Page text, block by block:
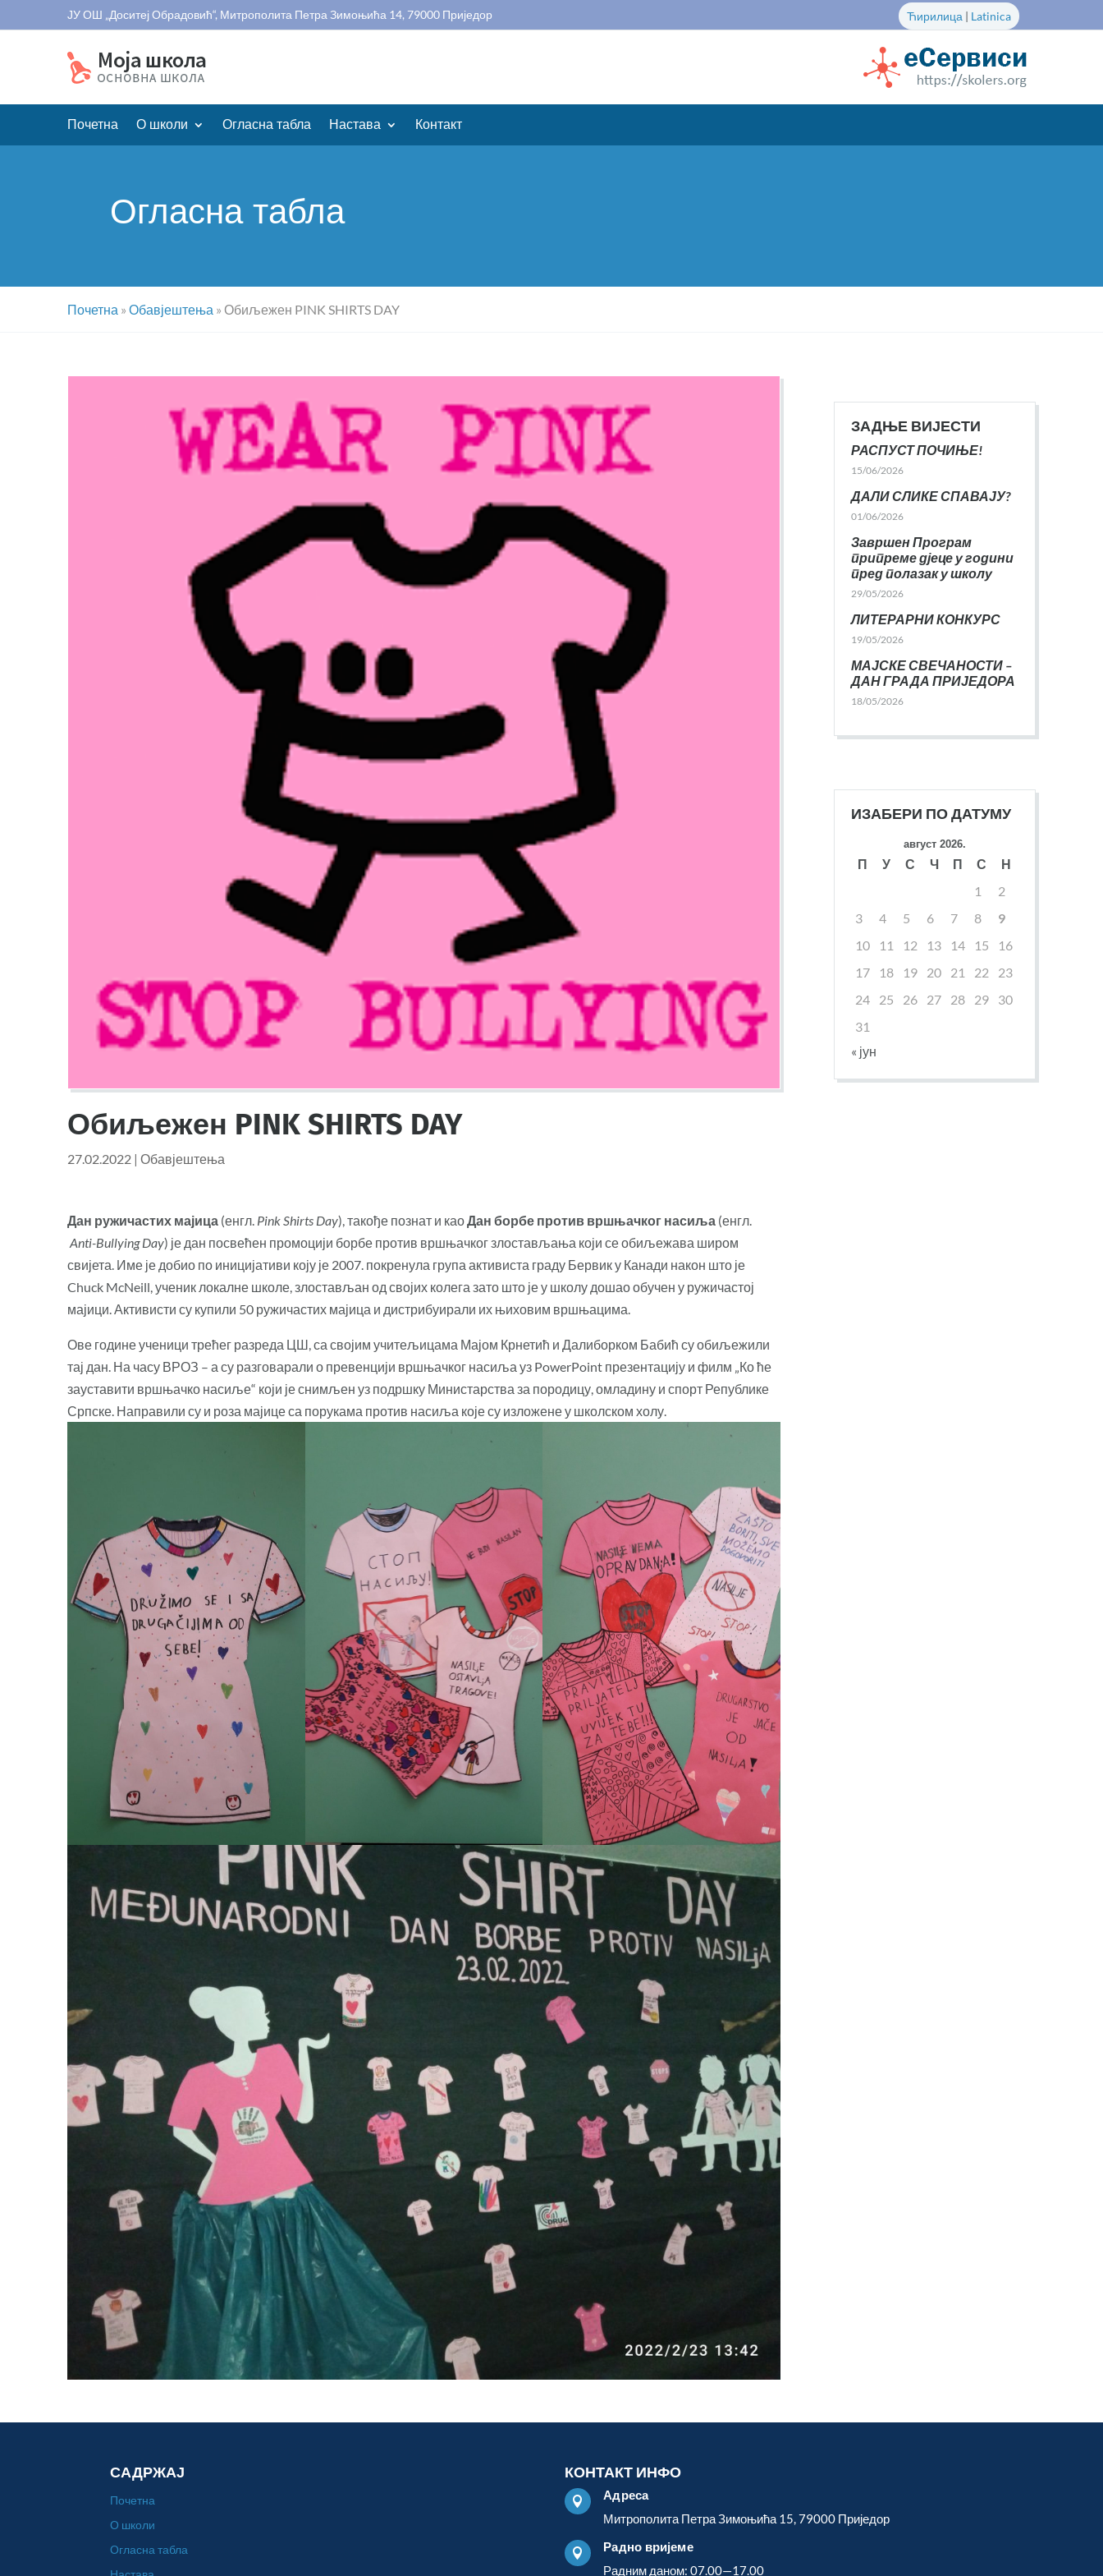
ЈУ ОШ „Доситеј Обрадовић“, Митрополита Петра Зимоњића 14, 79000 Приједор Ћирилица | Latinica
Почетна О школи Огласна табла Настава Контакт
Огласна табла
Почетна » Обавјештења » Обиљежен PINK SHIRTS DAY
Обиљежен PINK SHIRTS DAY
27.02.2022 | Обавјештења
Дан ружичастих мајица (енгл. Pink Shirts Day), такође познат и каоДан борбе против вршњачког насиља (енгл.
Anti-Bullying Day) је дан посвећен промоцији борбе против вршњачког злостављања који се обиљежава широм
свијета. Име је добио по иницијативи коју је 2007. покренула група активиста граду Бервик у Канади након што је
Chuck McNeill, ученик локалне школе, злостављан од својих колега зато што је у школу дошао обучен у ружичастој
мајици. Активисти су купили 50 ружичастих мајица и дистрибуирали их њиховим вршњацима.
Ове године ученици трећег разреда ЦШ, са својим учитељицама Мајом Крнетић и Далиборком Бабић су обиљежили
тај дан. На часу ВРОЗ – а су разговарали о превенцији вршњачког насиља уз PowerPoint презентацију и филм „Ко ће
зауставити вршњачко насиље“ који је снимљен уз подршку Министарства за породицу, омладину и спорт Републике
Српске. Направили су и роза мајице са порукама против насиља које су изложене у школском холу.
ЗАДЊЕ ВИЈЕСТИ
РАСПУСТ ПОЧИЊЕ!
15/06/2026
ДАЛИ СЛИКЕ СПАВАЈУ?
01/06/2026
Завршен Програм
припреме дјеце у години
пред полазак у школу
29/05/2026
ЛИТЕРАРНИ КОНКУРС
19/05/2026
МАЈСКЕ СВЕЧАНОСТИ –
ДАН ГРАДА ПРИЈЕДОРА
18/05/2026
ИЗАБЕРИ ПО ДАТУМУ
август 2026.
П У С Ч П С
Н
1
2
3
4 5 6 7 8
9
10
11 12 13 14 15
16
17
18 19 20 21 22
23
24
25 26 27 28 29
30
31
« јун
САДРЖАЈ
Почетна
О школи
Огласна табла
КОНТАКТ ИНФО

Адреса
Митрополита Петра Зимоњића 15, 79000 Приједор

Радно вријеме
Радним даном: 07.00—17.00